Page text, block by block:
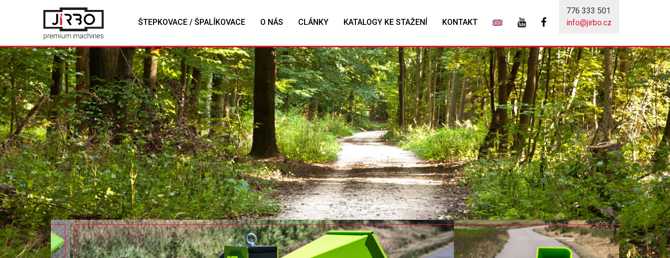
776 333 501
info@jirbo.cz
ŠTEPKOVACE / ŠPALÍKOVACE O NÁS CLÁNKY KATALOGY KE STAŽENÍ KONTAKT